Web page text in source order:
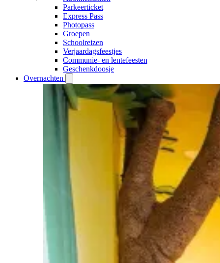
Parkeerticket
Express Pass
Photopass
Groepen
Schoolreizen
Verjaardagsfeestjes
Communie- en lentefeesten
Geschenkdoosje
Overnachten
Overnachten
submenu